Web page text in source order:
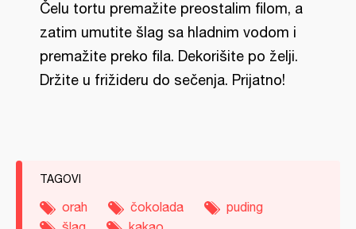
Čelu tortu premažite preostalim filom, a
zatim umutite šlag sa hladnim vodom i
premažite preko fila. Dekorišite po želji.
Držite u frižideru do sečenja. Prijatno!
TAGOVI
orah čokolada
puding